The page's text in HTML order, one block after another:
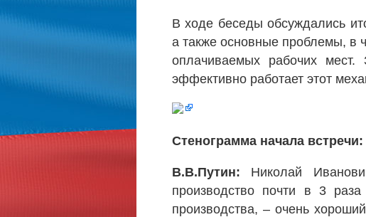
В ходе беседы обсуждались
а также основные проблемы, в
оплачиваемых рабочих мест.
эффективно работает этот
Стенограмма начала встречи:
В.В.Путин: Николай
производство почти в 3
производства, – очень